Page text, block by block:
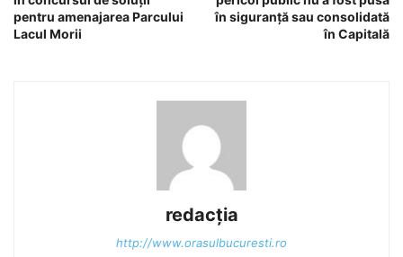
pentru amenajarea Parcului
Lacul Morii
în siguranţă sau consolidată
în Capitală
redacția
http://www.orasulbucuresti.ro